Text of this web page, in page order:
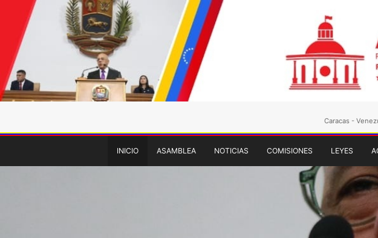
Caracas -
INICIO ASAMBLEA NOTICIAS COMISIONES LEYES